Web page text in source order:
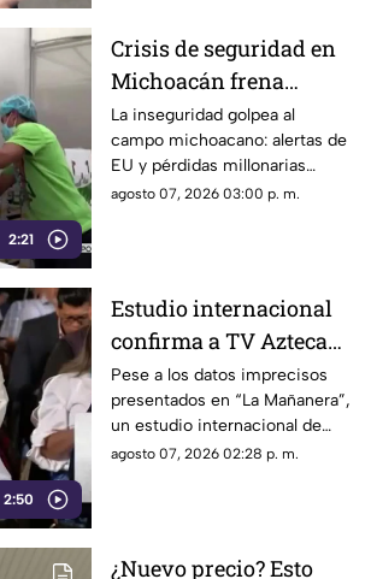
2:21
Crisis de seguridad en
Michoacán frena
exportación de
aguacate y deja
pérdidas millonarias
La inseguridad golpea al
campo michoacano: alertas de
EU y pérdidas millonarias
afectan la exportación de
agosto 07, 2026 03:00 p. m.
2:50
Estudio internacional
confirma a TV Azteca
como el medio líder en
credibilidad y alcance
Pese a los datos imprecisos
presentados en “La Mañanera”,
un estudio internacional de
Reuters confirma que TV
agosto 07, 2026 02:28 p. m.
¿Nuevo precio? Esto